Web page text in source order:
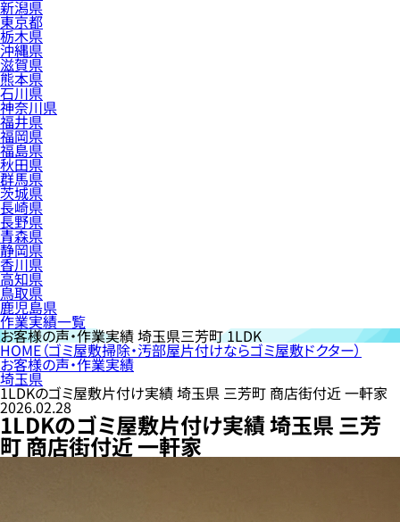
新潟県
東京都
栃木県
沖縄県
滋賀県
熊本県
石川県
神奈川県
福井県
福岡県
福島県
秋田県
群馬県
茨城県
長崎県
長野県
青森県
静岡県
香川県
高知県
鳥取県
鹿児島県
作業実績一覧
お客様の声・作業実績埼玉県三芳町 1LDK
HOME（ゴミ屋敷掃除・汚部屋片付けならゴミ屋敷ドクター）
お客様の声・作業実績
埼玉県
1LDKのゴミ屋敷片付け実績 埼玉県 三芳町 商店街付近 一軒家
2026.02.28
1LDKのゴミ屋敷片付け実績 埼玉県 三芳
町 商店街付近 一軒家